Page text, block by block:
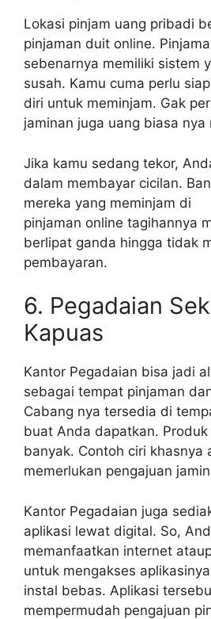
Lokasi pinjam uang pribadi
pinjaman duit online.
sebenarnya memiliki sistem
susah. Kamu cuma perlu
diri untuk meminjam. Gak
jaminan juga uang biasa nya
Jika kamu sedang tekor,
dalam membayar cicilan.
mereka yang meminjam di
pinjaman online tagihannya
berlipat ganda hingga tidak
pembayaran.
6. Pegadaian
Kapuas
Kantor Pegadaian bisa jadi
sebagai tempat pinjaman
Cabang nya tersedia di
buat Anda dapatkan. Produk
banyak. Contoh ciri khasnya
memerlukan pengajuan
Kantor Pegadaian juga
aplikasi lewat digital. So,
memanfaatkan internet
untuk mengakses
instal bebas. Aplikasi
mempermudah pengajuan